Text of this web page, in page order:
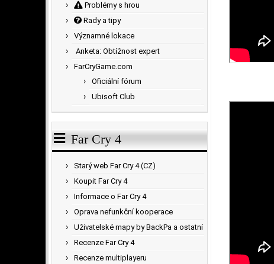
Problémy s hrou
Rady a tipy
Významné lokace
Anketa: Obtížnost expert
FarCryGame.com
Oficiální fórum
Ubisoft Club
Far Cry 4
Starý web Far Cry 4 (CZ)
Koupit Far Cry 4
Informace o Far Cry 4
Oprava nefunkční kooperace
Uživatelské mapy by BackPa a ostatní
Recenze Far Cry 4
Recenze multiplayeru